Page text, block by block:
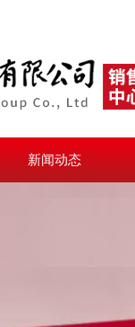
新闻动态